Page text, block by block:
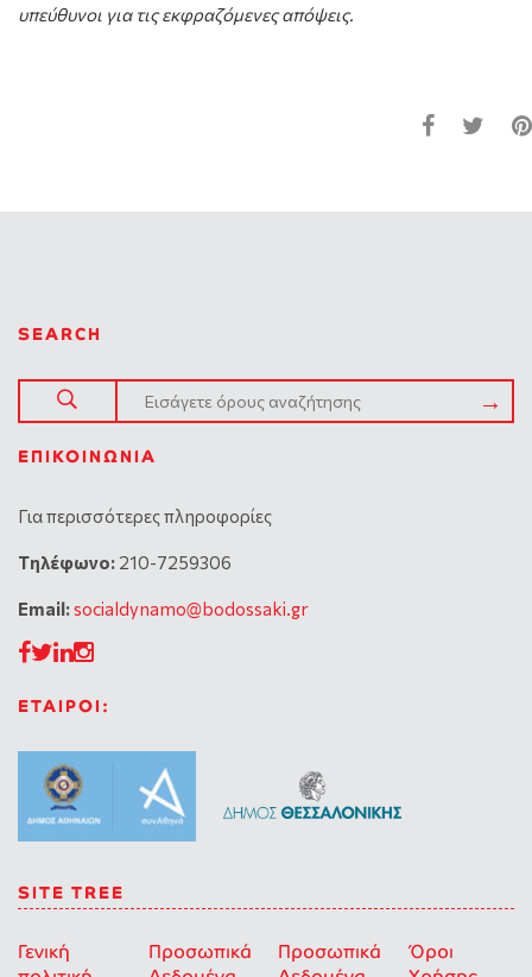
υπεύθυνοι για τις εκφραζόμενες απόψεις.
SEARCH
ΕΠΙΚΟΙΝΩΝΊΑ
Για περισσότερες πληροφορίες
Tηλέφωνο: 210-7259306
Email:socialdynamo@bodossaki.gr
ΕΤΑΙΡΟΙ:
SITE TREE
Γενική
Προσωπικά
Προσωπικά
Όροι